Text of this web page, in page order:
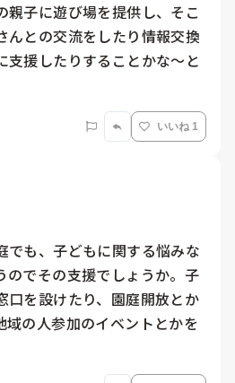
親子に遊び場を提供し、そこ
んとの交流をしたり情報交換
支援したりすることかな〜と
いいね 1
でも、子どもに関する悩みな
のでその支援でしょうか。子
口を設けたり、園庭開放とか
域の人参加のイベントとかを